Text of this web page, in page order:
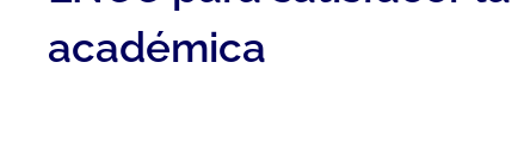
académica